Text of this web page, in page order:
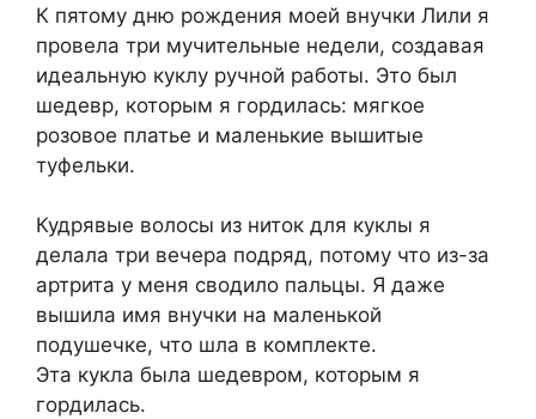
К пятому дню рождения моей внучки Лили я
провела три мучительные недели, создавая
идеальную куклу ручной работы. Это был
шедевр, которым я гордилась: мягкое
розовое платье и маленькие вышитые
туфельки.
Кудрявые волосы из ниток для куклы я
делала три вечера подряд, потому что из-за
артрита у меня сводило пальцы. Я даже
вышила имя внучки на маленькой
подушечке, что шла в комплекте.
Эта кукла была шедевром, которым я
гордилась.